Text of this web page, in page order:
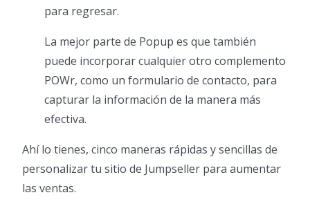
para regresar.
La mejor parte de Popup es que también
puede incorporar cualquier otro complemento
POWr, como un formulario de contacto, para
capturar la información de la manera más
efectiva.
Ahí lo tienes, cinco maneras rápidas y sencillas de
personalizar tu sitio de Jumpseller para aumentar
las ventas.